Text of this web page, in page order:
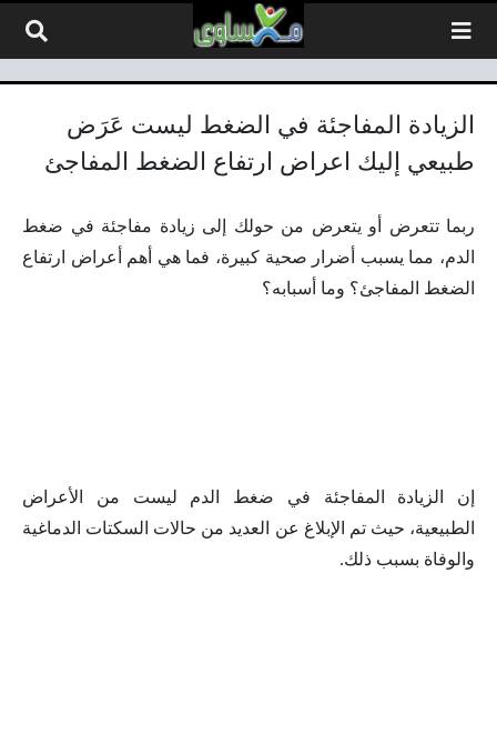
الزيادة المفاجئة في الضغط ليست عَرَض
طبيعي إليك اعراض ارتفاع الضغط المفاجئ
ربما تتعرض أو يتعرض من حولك إلى زيادة مفاجئة في ضغط
الدم، مما يسبب أضرار صحية كبيرة، فما هي أهم أعراض ارتفاع
الضغط المفاجئ؟ وما أسبابه؟
إن الزيادة المفاجئة في ضغط الدم ليست من الأعراض
الطبيعية، حيث تم الإبلاغ عن العديد من حالات السكتات الدماغية
والوفاة بسبب ذلك.